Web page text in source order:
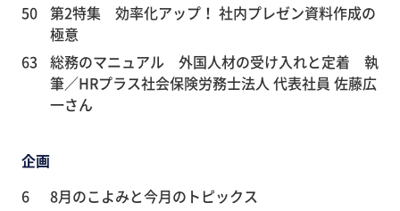
50 第2特集 効率化アップ！ 社内プレゼン資料作成の
極意
63 総務のマニュアル 外国人材の受け入れと定着 執
筆／HRプラス社会保険労務士法人 代表社員 佐藤広
一さん
企画
6
8月のこよみと今月のトピックス